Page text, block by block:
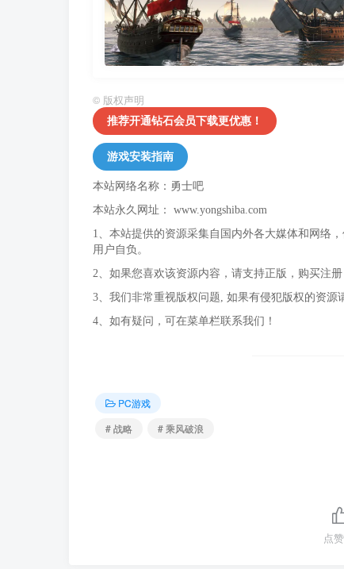
© 版权声明
推荐开通钻石会员下载更优惠！
游戏安装指南
本站网络名称：勇士吧
本站永久网址： www.yongshiba.com
1、本站提供的资源采集自国内外各大媒体和网络
用户自负。
2、如果您喜欢该资源内容，请支持正版，购买注册
3、我们非常重视版权问题, 如果有侵犯版权的资源
4、如有疑问，可在菜单栏联系我们！
PC游戏
# 战略
# 乘风破浪
点赞